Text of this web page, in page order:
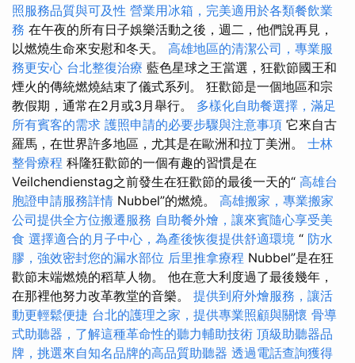
照服務品質與可及性 營業用冰箱，完美適用於各類餐飲業
務 在午夜的所有日子娛樂活動之後，週二，他們說再見，
以燃燒生命來安慰和冬天。 高雄地區的清潔公司，專業服
務更安心 台北整復治療 藍色星球之王當選，狂歡節國王和
煙火的傳統燃燒結束了儀式系列。 狂歡節是一個地區和宗
教假期，通常在2月或3月舉行。 多樣化自助餐選擇，滿足
所有賓客的需求 護照申請的必要步驟與注意事項 它來自古
羅馬，在世界許多地區，尤其是在歐洲和拉丁美洲。 士林
整骨療程 科隆狂歡節的一個有趣的習慣是在
Veilchendienstag之前發生在狂歡節的最後一天的“ 高雄台
胞證申請服務詳情 Nubbel”的燃燒。 高雄搬家，專業搬家
公司提供全方位搬遷服務 自助餐外燴，讓來賓隨心享受美
食 選擇適合的月子中心，為產後恢復提供舒適環境 “ 防水
膠，強效密封您的漏水部位 后里推拿療程 Nubbel”是在狂
歡節末端燃燒的稻草人物。 他在意大利度過了最後幾年，
在那裡他努力改革教堂的音樂。 提供到府外燴服務，讓活
動更輕鬆便捷 台北的護理之家，提供專業照顧與關懷 骨導
式助聽器，了解這種革命性的聽力輔助技術 頂級助聽器品
牌，挑選來自知名品牌的高品質助聽器 透過電話查詢獲得